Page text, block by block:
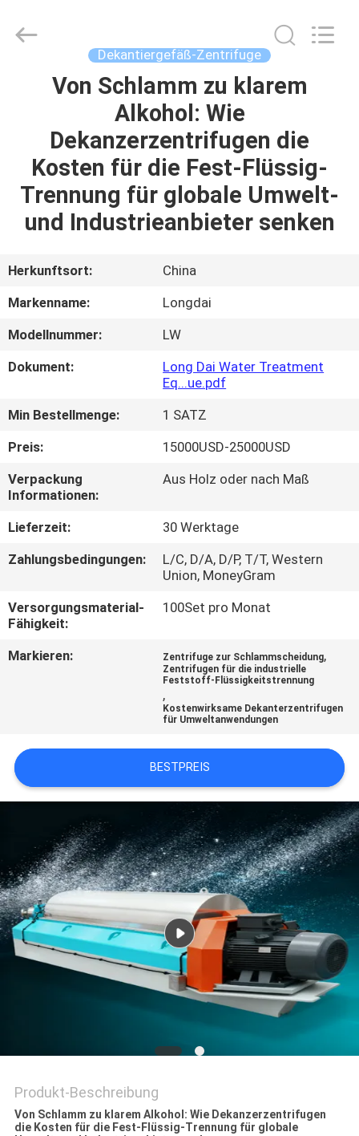
PRODUKTE
VIDEOS
VR-
SHOW
ÜBER
UNS
WERKSBESICHTIGUNG
QUALITÄTSKONTROLLE
NEUIGKEITEN
RECHTSSACHEN
BITTE
UM
SITEMAP
DATENSCHUTZERKLÄRUNG
Group
Dekantiergefäß-Zentrifuge
Von Schlamm zu klarem
Alkohol: Wie
Dekanzerzentrifugen die
Kosten für die Fest-Flüssig-
Trennung für globale Umwelt-
und Industrieanbieter senken
Herkunftsort:
China
Markenname:
Longdai
Modellnummer:
LW
Dokument:
Long Dai Water Treatment
Eq...ue.pdf
Min Bestellmenge:
1 SATZ
Preis:
15000USD-25000USD
Verpackung
Informationen:
Aus Holz oder nach Maß
Lieferzeit:
30 Werktage
Zahlungsbedingungen:
L/C, D/A, D/P, T/T, Western
Union, MoneyGram
Versorgungsmaterial-
Fähigkeit:
100Set pro Monat
Markieren: Zentrifuge zur Schlammscheidung,
Zentrifugen für die industrielle
Feststoff-Flüssigkeitstrennung
,
Kostenwirksame Dekanterzentrifugen
für Umweltanwendungen
BESTPREIS
Produkt-Beschreibung
Von Schlamm zu klarem Alkohol: Wie Dekanzerzentrifugen
die Kosten für die Fest-Flüssig-Trennung für globale